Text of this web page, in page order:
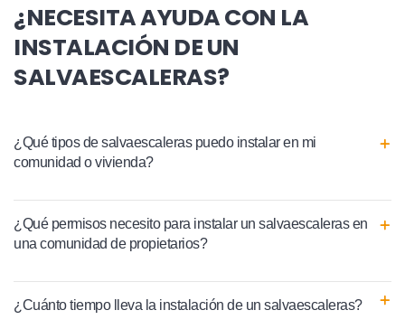
¿NECESITA AYUDA CON LA
INSTALACIÓN DE UN
SALVAESCALERAS?
¿Qué tipos de salvaescaleras puedo instalar en mi
comunidad o vivienda?
¿Qué permisos necesito para instalar un salvaescaleras en
una comunidad de propietarios?
¿Cuánto tiempo lleva la instalación de un salvaescaleras?